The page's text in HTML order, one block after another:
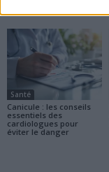
Santé
Canicule : les conseils
essentiels des
cardiologues pour
éviter le danger